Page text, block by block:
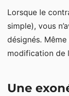
Lorsque le
simple), vous
désignés.
modification de
Une